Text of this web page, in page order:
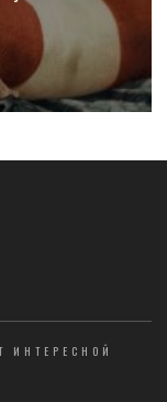
ИНТЕРЕСНОЙ